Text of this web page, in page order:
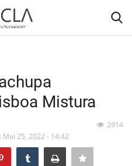
Mistura
Mai 25, 2022 - 14:42
2914